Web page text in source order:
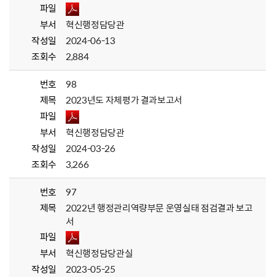
파일
부서
혁신행정담당관
작성일
2024-06-13
조회수
2,884
번호
98
제목
2023년도 자체평가 결과보고서
파일
부서
혁신행정담당관
작성일
2024-03-26
조회수
3,266
번호
97
제목
2022년 행정관리역량부문 운영실태 점검결과 보고
서
파일
부서
혁신행정담당관실
작성일
2023-05-25